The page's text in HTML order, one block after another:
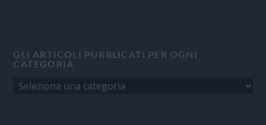
GLI ARTICOLI PUBBLICATI PER OGNI
CATEGORIA